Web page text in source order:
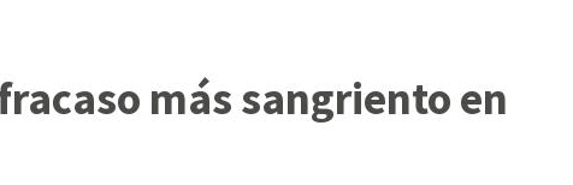
más sangriento en